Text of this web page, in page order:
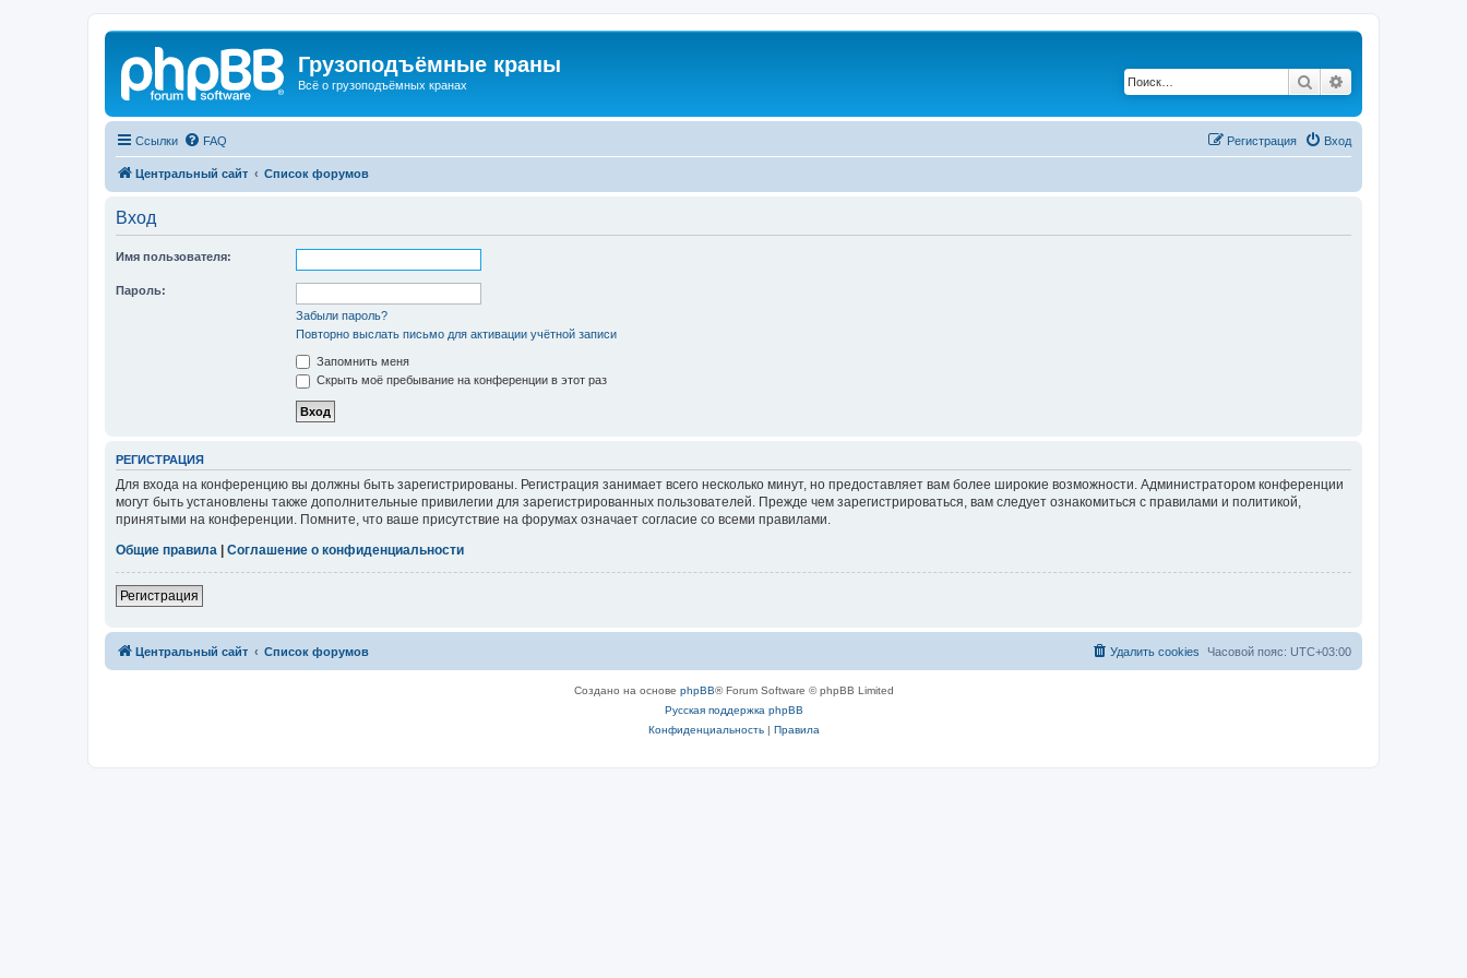
Грузоподъёмные краны
Всё о грузоподъёмных кранах Поиск
Ссылки FAQ Вход
Регистрация
Центральный сайт Список форумов
Вход
Имя пользователя:
Пароль:
Забыли пароль?
Повторно выслать письмо для активации учётной записи
Запомнить меня
Скрыть моё пребывание на конференции в этот раз
РЕГИСТРАЦИЯ
Для входа на конференцию вы должны быть зарегистрированы. Регистрация занимает всего несколько минут, но предоставляет вам более широкие возможности. Администратором конференции
могут быть установлены также дополнительные привилегии для зарегистрированных пользователей. Прежде чем зарегистрироваться, вам следует ознакомиться с правилами и политикой,
принятыми на конференции. Помните, что ваше присутствие на форумах означает согласие со всеми правилами.
Общие правила
Соглашение о конфиденциальности
Регистрация
Центральный сайт Список форумов Часовой пояс: UTC+03:00
Удалить cookies
Создано на основе phpBB® Forum Software © phpBB Limited
Русская поддержка phpBB
Конфиденциальность| Правила